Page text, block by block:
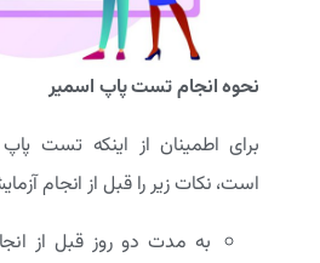
نحوه انجام تست پاپ اسمیر
برای اطمینان از اینکه تست
است، نکات زیر را قبل از انجام
به مدت دو روز قبل از